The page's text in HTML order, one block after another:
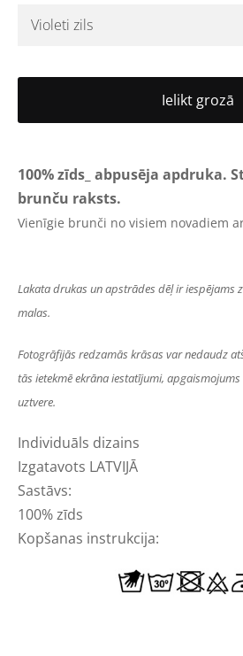
Ielikt grozā
100% zīds_ abpusēja apdruka.
brunču raksts.
Vienīgie brunči no visiem novadiem
Lakata drukas un apstrādes dēļ ir iespējams
malas.
Fotogrāfijās redzamās krāsas var nedaudz
tās ietekmē ekrāna iestatījumi,
uztvere.
Individuāls dizains
Izgatavots LATVIJĀ
Sastāvs:
100% zīds
Kopšanas instrukcija: